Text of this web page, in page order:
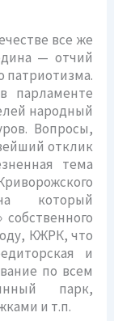
все же
— отчий
патриотизма.
парламенте
народный
Вопросы,
отклик
тема
который
КЖРК, что
и
по всем
парк,
и т.п.